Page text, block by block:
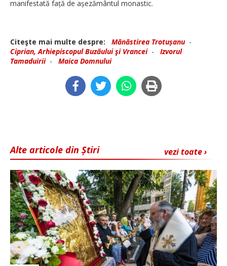
manifestată față de așezământul monastic.
Citeşte mai multe despre: Mănăstirea Trotușanu-
Ciprian, Arhiepiscopul Buzăului şi Vrancei- Izvorul
Tamaduirii- Maica Domnului
vezi toate ›
Alte articole din Știri